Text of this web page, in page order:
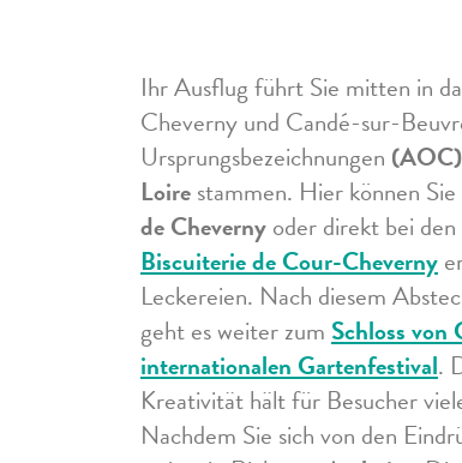
Ihr Ausflug führt Sie mitten in
Cheverny und Candé-sur-
Ursprungsbezeichnungen
Loirestammen. Hier können
de Chevernyoder direkt bei
Biscuiterie de Cour-Cheverny
Leckereien. Nach diesem
geht es weiter zum Schloss von
internationalen Gartenfestival.
Kreativität hält für Besucher
Nachdem Sie sich von den